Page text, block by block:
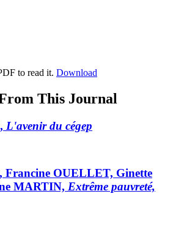
to read it. Download
This Journal
L'avenir du cégep
OUELLET, Ginette
MARTIN, Extrême pauvreté,